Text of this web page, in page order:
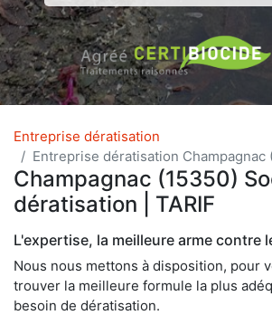
Entreprise dératisation
Entreprise dératisation Champagnac
Champagnac (15350)
dératisation | TARIF
L'expertise, la meilleure arme contre
Nous nous mettons à disposition, pour
trouver la meilleure formule la plus
besoin de dératisation.